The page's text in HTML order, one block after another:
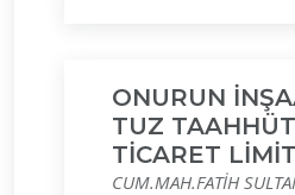
ONURUN
TUZ
TİCARET
CUM.MAH.FATİH